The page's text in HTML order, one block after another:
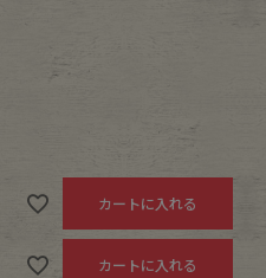
リーから探す
カートに入れる
カートに入れる